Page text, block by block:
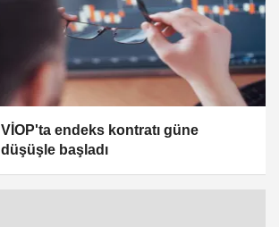
VİOP'ta endeks kontratı güne
düşüşle başladı